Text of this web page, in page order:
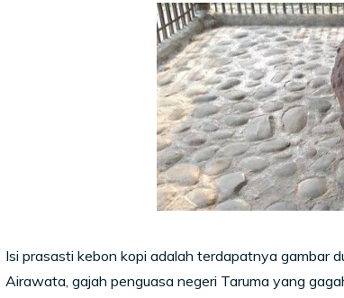
Isi prasasti kebon kopi adalah terdapatnya gambar
Airawata, gajah penguasa negeri Taruma yang